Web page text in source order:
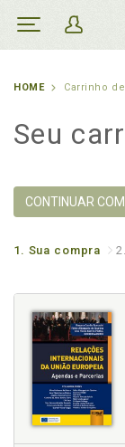
HOME Carrinho
Seu
CONTINUAR
1. Sua compra 2.